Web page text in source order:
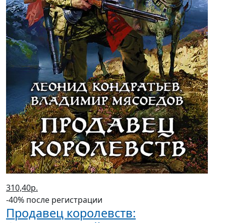
310,40р.
-40% после регистрации
Продавец королевств:
Фантастический роман